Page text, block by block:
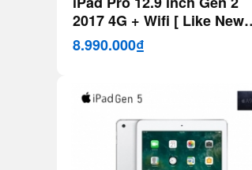
2017 4G + Wifi [ Like New
99% ]
8.990.000₫